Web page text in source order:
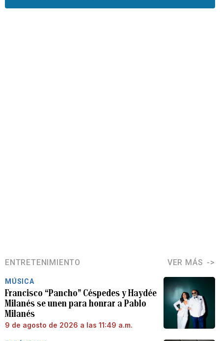
ENTRETENIMIENTO VER MÁS
MÚSICA
Francisco “Pancho” Céspedes y Haydée
Milanés se unen para honrar a Pablo
Milanés
9 de agosto de 2026 a las 11:49 a.m.